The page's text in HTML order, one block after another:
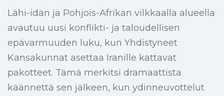
Lähi-idän ja Pohjois-Afrikan vilkkaalla alueella
avautuu uusi konflikti- ja taloudellisen
epävarmuuden luku, kun Yhdistyneet
Kansakunnat asettaa Iranille kattavat
pakotteet. Tämä merkitsi dramaattista
käännettä sen jälkeen, kun ydinneuvottelut